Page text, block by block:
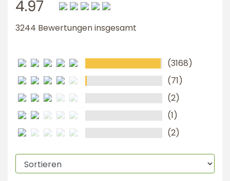
4.97
3244 Bewertungen insgesamt
(3168)
(71)
(2)
(1)
(2)